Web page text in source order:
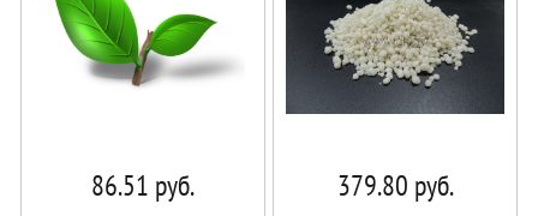
86.51 руб. 379.80 руб.